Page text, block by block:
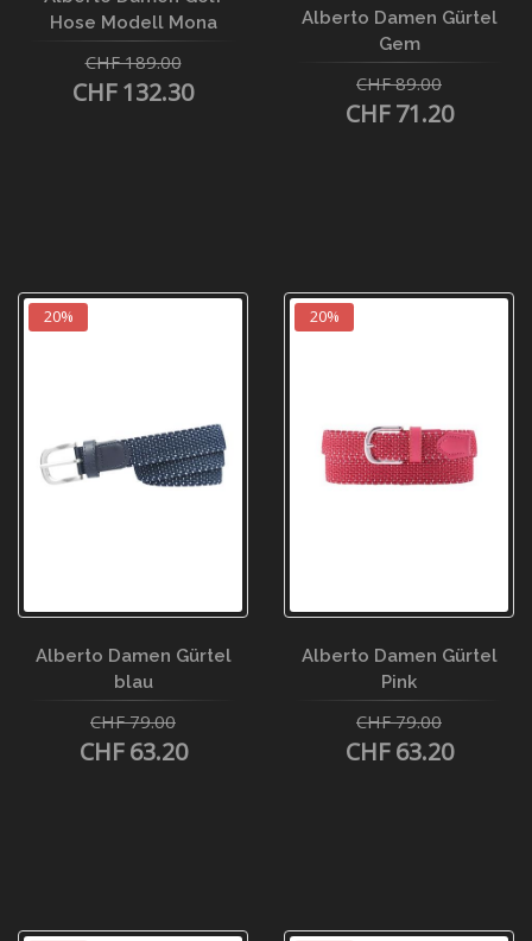
Hose Modell Mona
CHF 189.00
CHF 132.30
Alberto Damen Gürtel
Gem
CHF 89.00
CHF 71.20
20%
Alberto Damen Gürtel
blau
CHF 79.00
CHF 63.20
20%
Alberto Damen Gürtel
Pink
CHF 79.00
CHF 63.20